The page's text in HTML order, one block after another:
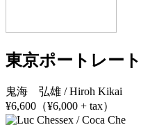
東京ポートレー
鬼海 弘雄 / Hiroh Kikai
¥6,600（¥6,000 + tax）